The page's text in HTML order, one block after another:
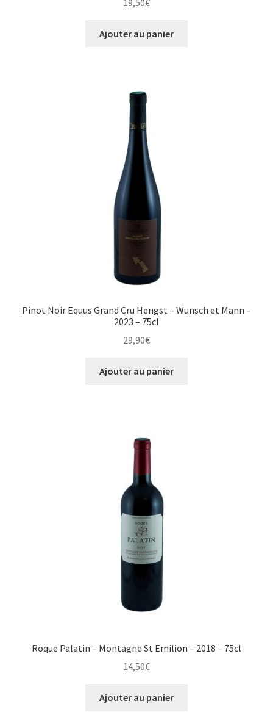
Ajouter au panier
Pinot Noir Equus Grand Cru Hengst – Wunsch et Mann –
2023 – 75cl
29,90€
Ajouter au panier
Roque Palatin – Montagne St Emilion – 2018 – 75cl
14,50€
Ajouter au panier